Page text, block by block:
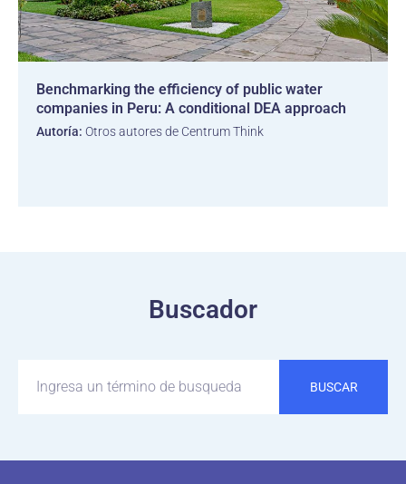
Benchmarking the efficiency of public water
companies in Peru: A conditional DEA approach
Autoría: Otros autores de Centrum Think
Buscador
BUSCAR